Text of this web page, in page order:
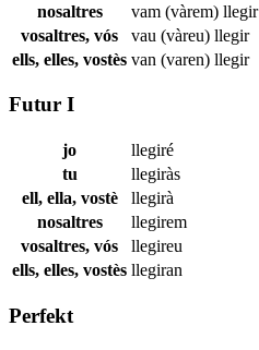
nosaltres
vam (vàrem) llegir
vosaltres, vós
vau (vàreu) llegir
ells, elles, vostès van (varen) llegir
Futur I
jo
llegiré
tu
llegiràs
ell, ella, vostè
llegirà
nosaltres
llegirem
vosaltres, vós
llegireu
ells, elles, vostès llegiran
Perfekt